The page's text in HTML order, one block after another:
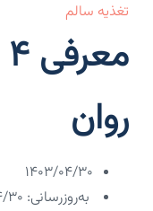
تغذیه سالم
روان
۱۴۰۳/۰۴/۳۰
به‌روزرسانی: ۱۴۰۳/۰۴/۳۰